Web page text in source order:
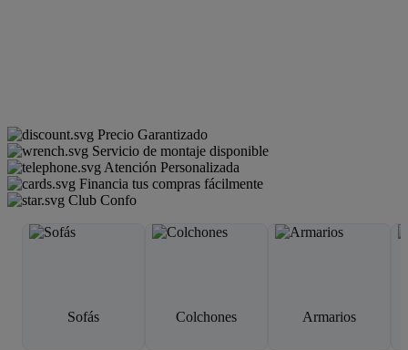
Precio Garantizado
Servicio de montaje disponible
Atención Personalizada
Financia tus compras fácilmente
Club Confo
Sofás Colchones Armarios